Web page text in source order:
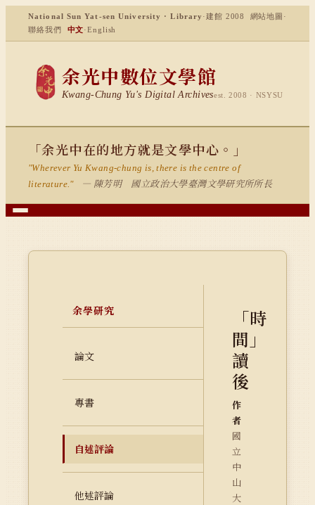
National Sun Yat-sen University · Library ·建館 2008 網站地圖 ·
聯絡我們
中文·English
余光中數位文學館
Kwang-Chung Yu's Digital Archivesest. 2008 · NSYSU
「余光中在的地方就是文學中心。」
"Wherever Yu Kwang-chung is, there is the centre of
literature."
— 陳芳明 國立政治大學臺灣文學研究所所長
余學研究
論文
專書
自述評論
他述評論
「時
間」
讀
後
作
者
國
立
中
山
大